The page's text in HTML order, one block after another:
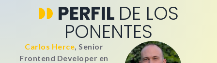
PERFIL DE LOS
PONENTES
Carlos Herce, Senior
Frontend Developer en